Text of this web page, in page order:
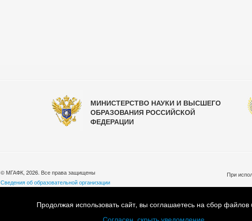
Продолжая использовать сайт, вы соглашаетесь на сбор файлов
Согласен, скрыть уведомление
МИНИСТЕРСТВО НАУКИ И ВЫСШЕГО
ОБРАЗОВАНИЯ РОССИЙСКОЙ
ФЕДЕРАЦИИ
© МГАФК, 2026. Все права защищены
Сведения об образовательной организации
140032, Московская обл., Люберецкий р-н, пос. Малаховка, ул. Шоссейная, д.33
При